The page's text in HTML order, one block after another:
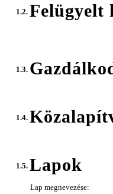
1.2. Felügyelt
1.3.
1.4.
1.5. Lapok
Lap megnevezése: